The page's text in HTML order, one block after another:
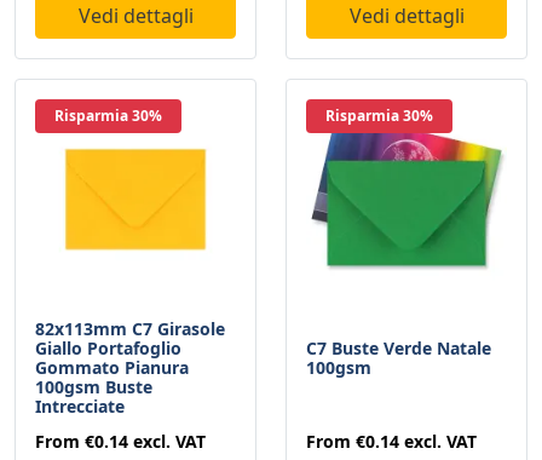
Vedi dettagli Vedi dettagli
Risparmia 30%
82x113mm C7 Girasole
Giallo Portafoglio
Gommato Pianura
100gsm Buste
Intrecciate
From €0.14 excl. VAT
Risparmia 30%
C7 Buste Verde Natale
100gsm
From €0.14 excl. VAT